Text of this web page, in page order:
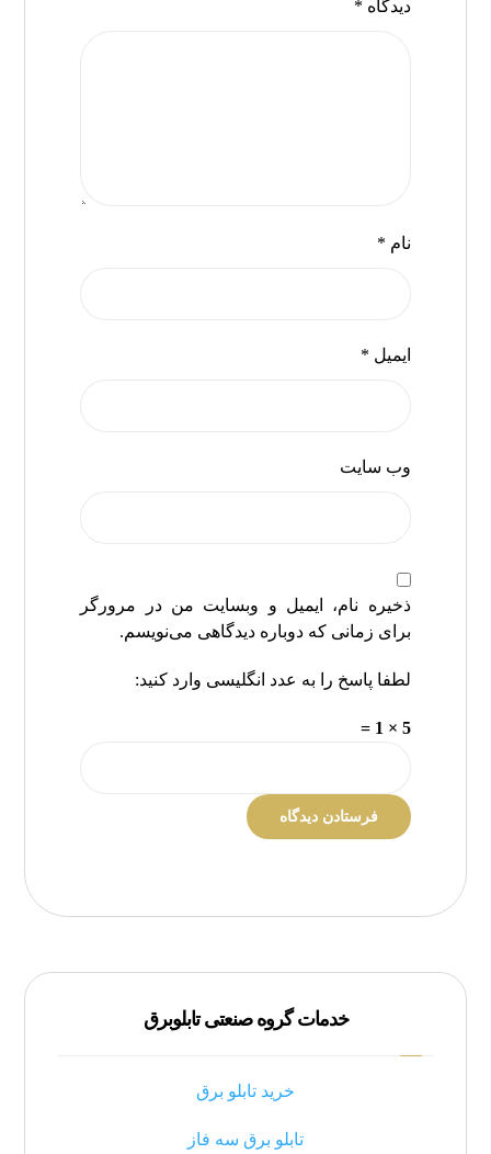
دیدگاه *
نام *
ایمیل *
وب‌ سایت
ذخیره نام، ایمیل و وبسایت من در مرورگر
برای زمانی که دوباره دیدگاهی می‌نویسم.
لطفا پاسخ را به عدد انگلیسی وارد کنید:
5 × 1 =
خدمات گروه صنعتی تابلوبرق
خرید تابلو برق
تابلو برق سه فاز